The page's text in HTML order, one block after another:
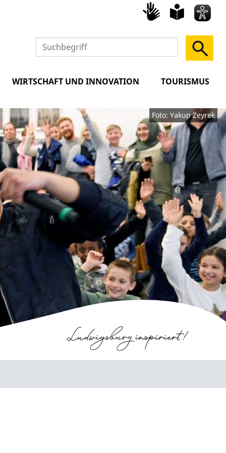
WIRTSCHAFT UND INNOVATION TOURISMUS
Foto: Yakup Zeyrek